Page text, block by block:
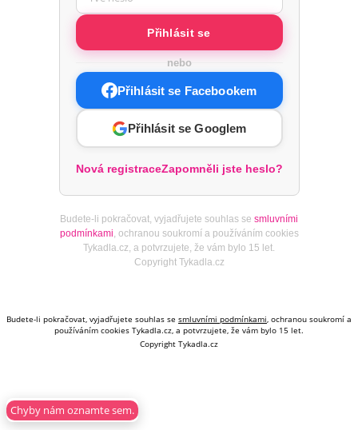
Chyby nám oznamte sem.
Přihlásit se
nebo
Přihlásit se Facebookem
Přihlásit se Googlem
Nová registraceZapomněli jste heslo?
Budete-li pokračovat, vyjadřujete souhlas se smluvními
podmínkami , ochranou soukromí a používáním cookies
Tykadla.cz, a potvrzujete, že vám bylo 15 let.
Copyright Tykadla.cz
Budete-li pokračovat, vyjadřujete souhlas se smluvními podmínkami, ochranou soukromí a
používáním cookies Tykadla.cz, a potvrzujete, že vám bylo 15 let.
Copyright Tykadla.cz